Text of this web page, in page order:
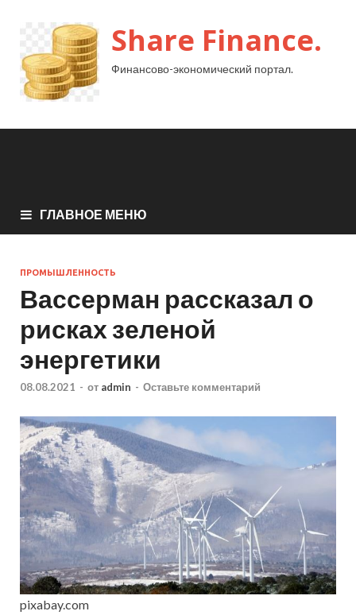
Share Finance.
Финансово-экономический портал.
ГЛАВНОЕ МЕНЮ
ПРОМЫШЛЕННОСТЬ
Вассерман рассказал о
рисках зеленой
энергетики
08.08.2021 - от admin - Оставьте комментарий
pixabay.com